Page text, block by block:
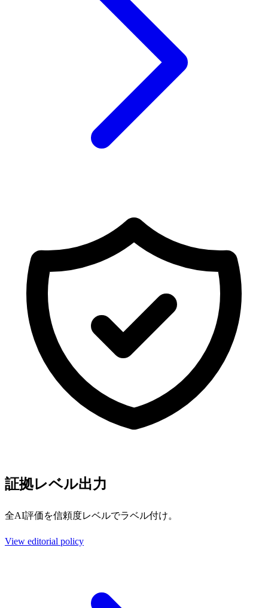
証拠レベル出力
全AI評価を信頼度レベルでラベル付け。
View editorial policy